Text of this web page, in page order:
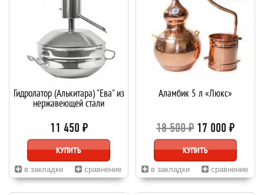
Гидролатор (Алькитара) "Ева" из
нержавеющей стали
11 450 ₽
КУПИТЬ
в закладки сравнение
Аламбик 5 л «Люкс»
18 500 ₽ 17 000 ₽
КУПИТЬ
в закладки сравнение